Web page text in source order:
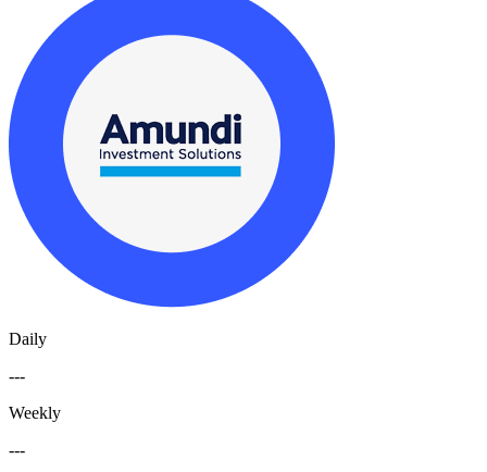
Daily
---
Weekly
---